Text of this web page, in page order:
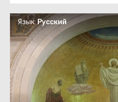
Язык:Русский